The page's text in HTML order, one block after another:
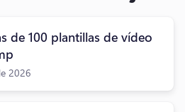
de 100 plantillas de vídeo
2026